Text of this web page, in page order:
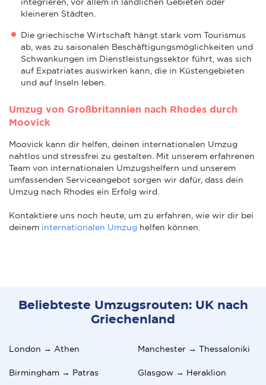
kleineren Städten.
Die griechische Wirtschaft hängt stark vom Tourismus
ab, was zu saisonalen Beschäftigungsmöglichkeiten und
Schwankungen im Dienstleistungssektor führt, was sich
auf Expatriates auswirken kann, die in Küstengebieten
und auf Inseln leben.
Umzug von Großbritannien nach Rhodes durch
Moovick
Moovick kann dir helfen, deinen internationalen Umzug
nahtlos und stressfrei zu gestalten. Mit unserem erfahrenen
Team von internationalen Umzugshelfern und unserem
umfassenden Serviceangebot sorgen wir dafür, dass dein
Umzug nach Rhodes ein Erfolg wird.
Kontaktiere uns noch heute, um zu erfahren, wie wir dir bei
deinem internationalen Umzug helfen können.
Beliebteste Umzugsrouten: UK nach
Griechenland
London → Athen Manchester → Thessaloniki
Birmingham → Patras Glasgow → Heraklion